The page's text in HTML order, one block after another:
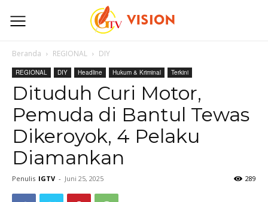
Beranda REGIONAL DIY
REGIONAL DIY Headline Hukum & Kriminal Terkini
Dituduh Curi Motor,
Pemuda di Bantul Tewas
Dikeroyok, 4 Pelaku
Diamankan
Penulis IGTV - Juni 25, 2025 289